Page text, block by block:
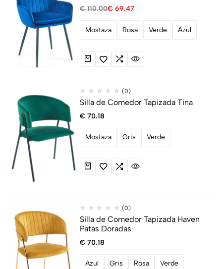
€110.00€ 69.47
Mostaza Rosa Verde Azul
(0)
Silla de Comedor Tapizada Tina
€ 70.18
Mostaza Gris Verde
(0)
Silla de Comedor Tapizada Haven
Patas Doradas
€ 70.18
Azul Gris Rosa Verde